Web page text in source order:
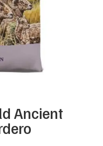
Ancient